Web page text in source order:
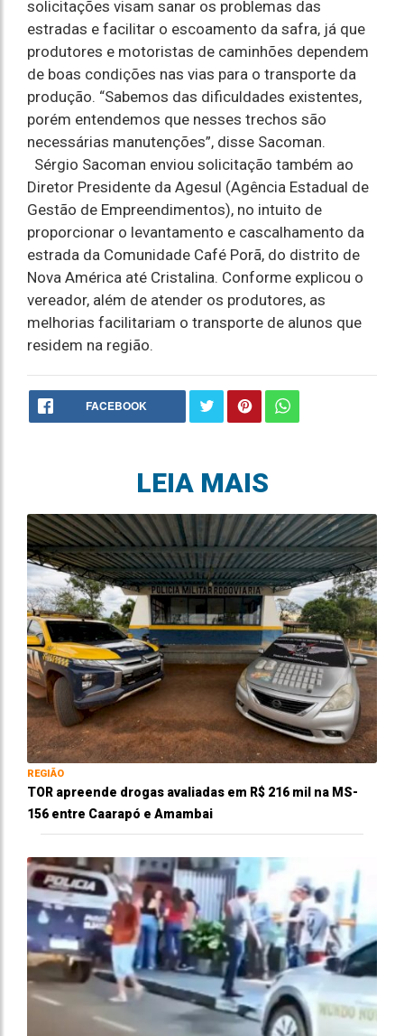
solicitações visam sanar os problemas das
estradas e facilitar o escoamento da safra, já que
produtores e motoristas de caminhões dependem
de boas condições nas vias para o transporte da
produção. “Sabemos das dificuldades existentes,
porém entendemos que nesses trechos são
necessárias manutenções”, disse Sacoman.
Sérgio Sacoman enviou solicitação também ao
Diretor Presidente da Agesul (Agência Estadual de
Gestão de Empreendimentos), no intuito de
proporcionar o levantamento e cascalhamento da
estrada da Comunidade Café Porã, do distrito de
Nova América até Cristalina. Conforme explicou o
vereador, além de atender os produtores, as
melhorias facilitariam o transporte de alunos que
residem na região.
FACEBOOK
LEIA MAIS
REGIÃO
TOR apreende drogas avaliadas em R$ 216 mil na MS-
156 entre Caarapó e Amambai